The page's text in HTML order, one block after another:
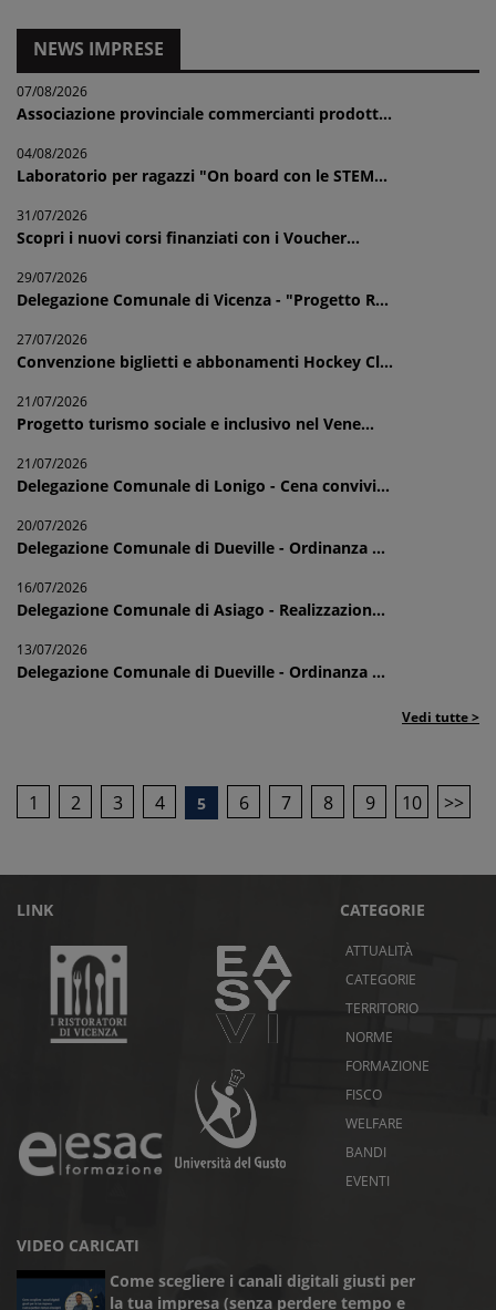
NEWS IMPRESE
07/08/2026
Associazione provinciale commercianti prodott...
04/08/2026
Laboratorio per ragazzi "On board con le STEM...
31/07/2026
Scopri i nuovi corsi finanziati con i Voucher...
29/07/2026
Delegazione Comunale di Vicenza - "Progetto R...
27/07/2026
Convenzione biglietti e abbonamenti Hockey Cl...
21/07/2026
Progetto turismo sociale e inclusivo nel Vene...
21/07/2026
Delegazione Comunale di Lonigo - Cena convivi...
20/07/2026
Delegazione Comunale di Dueville - Ordinanza ...
16/07/2026
Delegazione Comunale di Asiago - Realizzazion...
13/07/2026
Delegazione Comunale di Dueville - Ordinanza ...
Vedi tutte >
1 2 3 4 5 6 7 8 9 10 >>
LINK CATEGORIE
ATTUALITÀ
CATEGORIE
TERRITORIO
NORME
FORMAZIONE
FISCO
WELFARE
BANDI
EVENTI
VIDEO CARICATI
Come scegliere i canali digitali giusti per
la tua impresa (senza perdere tempo e